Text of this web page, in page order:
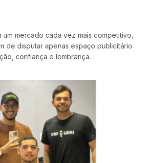
um mercado cada vez mais competitivo,
de disputar apenas espaço publicitário
confiança e lembrança…